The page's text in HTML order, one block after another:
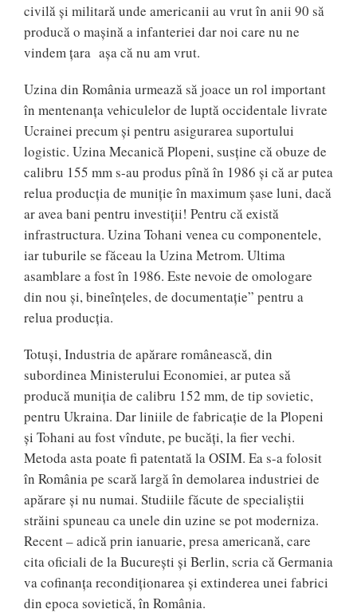
civilă şi militară unde americanii au vrut în anii 90 să
producă o mașină a infanteriei dar noi care nu ne
vindem țara așa că nu am vrut.
Uzina din România urmează să joace un rol important
în mentenanţa vehiculelor de luptă occidentale livrate
Ucrainei precum şi pentru asigurarea suportului
logistic. Uzina Mecanică Plopeni, susține că obuze de
calibru 155 mm s-au produs pînă în 1986 și că ar putea
relua producția de muniție în maximum șase luni, dacă
ar avea bani pentru investiții! Pentru că există
infrastructura. Uzina Tohani venea cu componentele,
iar tuburile se făceau la Uzina Metrom. Ultima
asamblare a fost în 1986. Este nevoie de omologare
din nou și, bineînțeles, de documentație” pentru a
relua producția.
Totuși, Industria de apărare românească, din
subordinea Ministerului Economiei, ar putea să
producă muniția de calibru 152 mm, de tip sovietic,
pentru Ukraina. Dar liniile de fabricație de la Plopeni
și Tohani au fost vîndute, pe bucăți, la fier vechi.
Metoda asta poate fi patentată la OSIM. Ea s-a folosit
în România pe scară largă în demolarea industriei de
apărare și nu numai. Studiile făcute de specialiștii
străini spuneau ca unele din uzine se pot moderniza.
Recent – adică prin ianuarie, presa americană, care
cita oficiali de la București și Berlin, scria că Germania
va cofinanța recondiționarea și extinderea unei fabrici
din epoca sovietică, în România.